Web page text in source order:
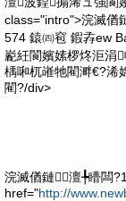
class="intro">浣滅偤
574 鎱㈣窇 鍜孨ew
嶏紝閬嬪嫊椤炵洰涓
楀啝杌嶉牠閵溿€?浠
閵?/div>
浣滅偤鏈澶╄矒闆
href="http://